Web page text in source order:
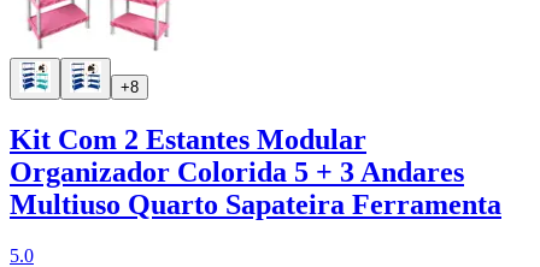
+8
Kit Com 2 Estantes Modular
Organizador Colorida 5 + 3 Andares
Multiuso Quarto Sapateira Ferramenta
5.0